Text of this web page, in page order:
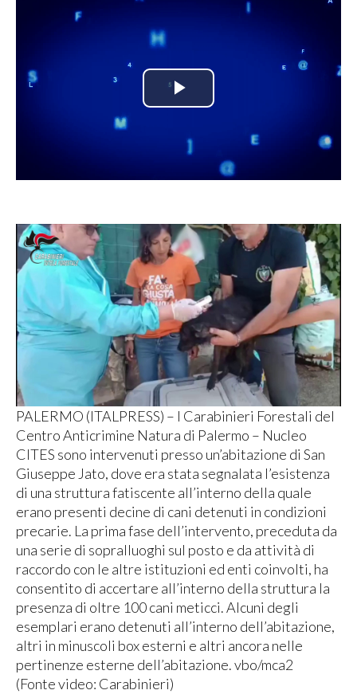
Play
Video
PALERMO (ITALPRESS) – I Carabinieri Forestali del
Centro Anticrimine Natura di Palermo – Nucleo
CITES sono intervenuti presso un’abitazione di San
Giuseppe Jato, dove era stata segnalata l’esistenza
di una struttura fatiscente all’interno della quale
erano presenti decine di cani detenuti in condizioni
precarie. La prima fase dell’intervento, preceduta da
una serie di sopralluoghi sul posto e da attività di
raccordo con le altre istituzioni ed enti coinvolti, ha
consentito di accertare all’interno della struttura la
presenza di oltre 100 cani meticci. Alcuni degli
esemplari erano detenuti all’interno dell’abitazione,
altri in minuscoli box esterni e altri ancora nelle
pertinenze esterne dell’abitazione. vbo/mca2
(Fonte video: Carabinieri)